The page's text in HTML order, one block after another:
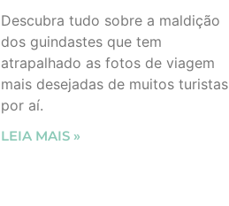
Descubra tudo sobre a maldição
dos guindastes que tem
atrapalhado as fotos de viagem
mais desejadas de muitos turistas
por aí.
LEIA MAIS »